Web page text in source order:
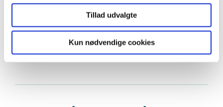
Tillad udvalgte
Kun nødvendige cookies
Hjemmesygeplejen i borgeres eget hjem
Psykiatrisk afdeling på et sygehus
Hjertemedicinsk laboratorium på et sygehus
Udlandspraktik på Zanzibar i Østafrika.
mig en forståelse af, at jeg som færdiguddannet sygeplejerske